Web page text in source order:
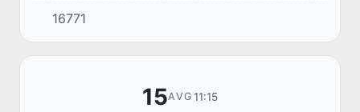
ko'ziga yo'l ko'rinaveradi. Men ham keyingi p...
16771
15AVG 11:15